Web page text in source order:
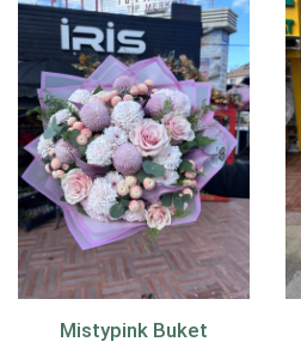
Mistypink Buket